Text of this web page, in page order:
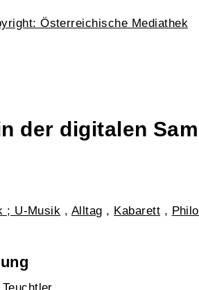
Österreichische Mediathek
der digitalen
; U-Musik , Alltag , Kabarett ,